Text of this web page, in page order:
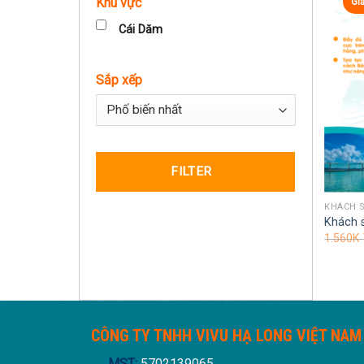
Cái Dăm
Sắp xếp
Sort Products
FILTER
KHÁCH
Khách
1.560K
CÔNG TY TNHH VIVU HẠ LONG VIỆT NAM